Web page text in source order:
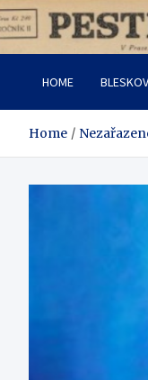
Skip
to
Pestrý
HOME
Home